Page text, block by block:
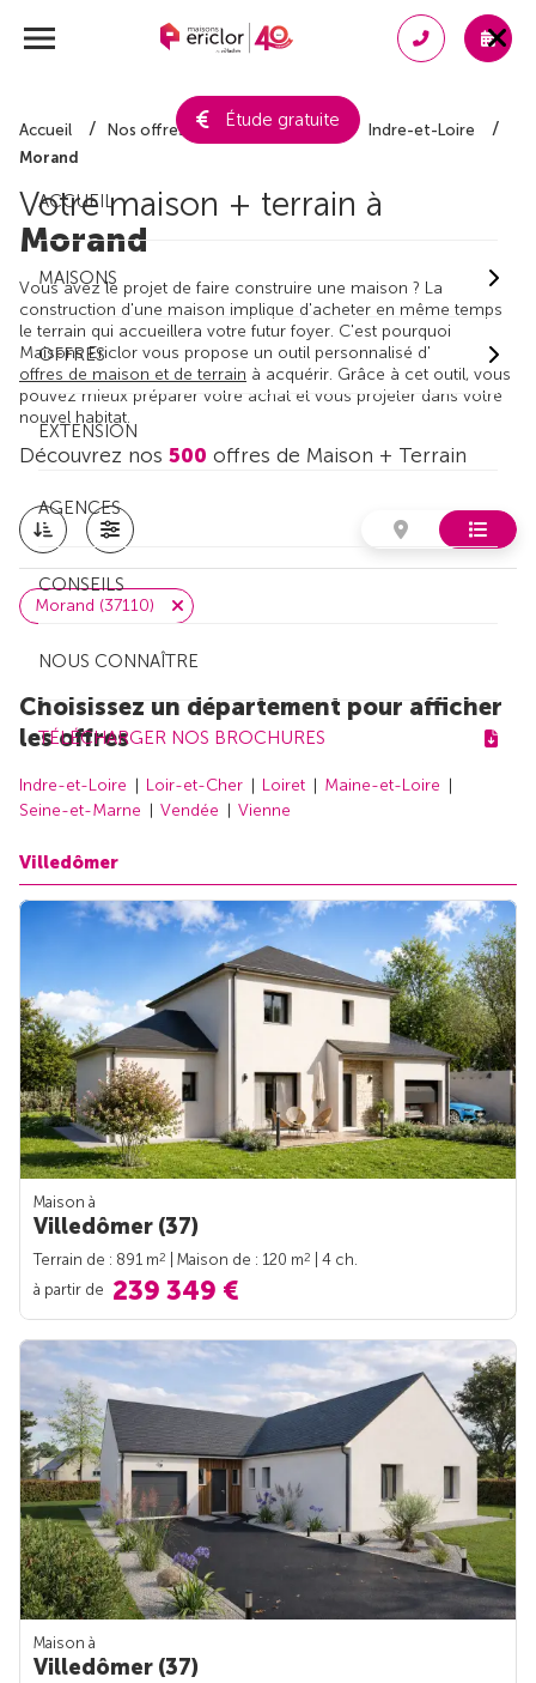
Étude gratuite
ACCUEIL
MAISONS
OFFRES
EXTENSION
AGENCES
CONSEILS
NOUS CONNAÎTRE
TÉLÉCHARGER NOS BROCHURES
Accueil Nos offres de maison + terrain
Indre-et-Loire
Morand
Votre maison + terrain à
Morand
Vous avez le projet de faire construire une maison ? La
construction d'une maison implique d'acheter en même temps
le terrain qui accueillera votre futur foyer. C'est pourquoi
Maisons Ericlor vous propose un outil personnalisé d'
offres de maison et de terrain à acquérir. Grâce à cet outil, vous
pouvez mieux préparer votre achat et vous projeter dans votre
nouvel habitat.
Découvrez nos 500 offres de Maison + Terrain
Morand (37110)
Choisissez un département pour afficher
les offres
Indre-et-Loire Loir-et-Cher Loiret
Maine-et-Loire
Seine-et-Marne
Vendée Vienne
Villedômer
Maison à
Villedômer (37)
Terrain de : 891 m2 | Maison de : 120 m2
| 4 ch.
à partir de 239 349 €
Maison à
Villedômer (37)